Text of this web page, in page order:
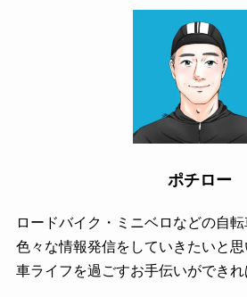
ポチロー
ロードバイク・ミニベロなどの自転
色々な情報発信をしていきたいと
車ライフを過ごすお手伝いができれ